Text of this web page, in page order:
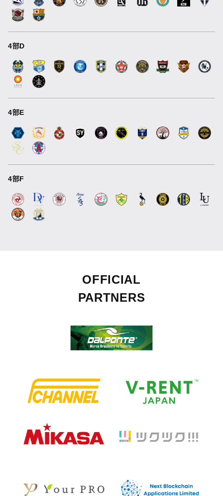
4部D
4部E
4部F
OFFICIAL
PARTNERS